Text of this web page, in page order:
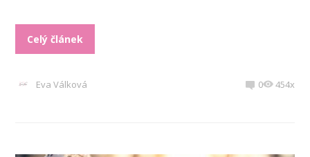
Celý článek
Eva Válková 0 454x